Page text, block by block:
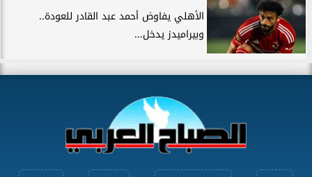
الأهلي يفاوض أحمد عبد القادر للعودة..
وبيراميدز يدخل...